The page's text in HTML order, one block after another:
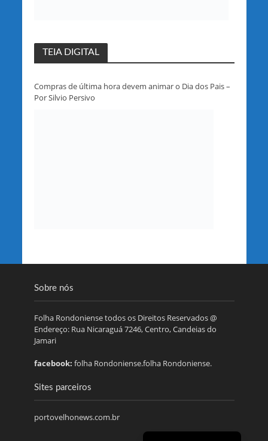
TEIA DIGITAL
Compras de última hora devem animar o Dia dos Pais –
Por Silvio Persivo
Sobre nós
Folha Rondoniense todos os Direitos Reservados @
Endereço: Rua Nicaraguá 7246, Centro, Candeias do
Jamari
facebook: folha Rondoniense.folha Rondoniense.
Sites parceiros
portovelhonews.com.br